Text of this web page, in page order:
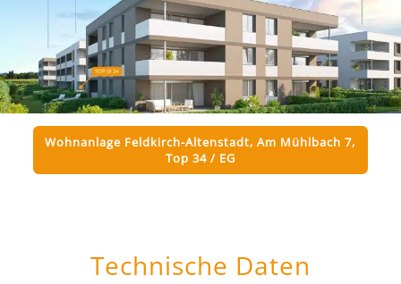
Wohnanlage Feldkirch-Altenstadt, Am Mühlbach 7,
Top 34 / EG
Technische Daten